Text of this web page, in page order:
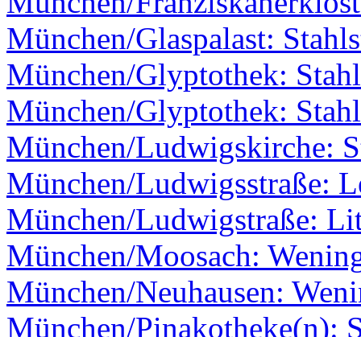
München/Glaspalast:
München/Glyptothek:
München/Glyptothek:
München/Ludwigskirche:
München/Ludwigsstraße:
München/Ludwigstraße:
München/Moosach:
München/Neuhausen:
München/Pinakotheke(n):